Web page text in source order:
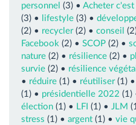
personnel (3) • Acheter
(3) •
lifestyle (3) •
(2) • recycler(2) • conseil
Facebook (2) • SCOP (2) •
nature (2) • résilience (2) •
survie (2) • résilience
• réduire (1) • réutiliser(1) •
(1) • présidentielle 2022 (1)
élection (1) • LFI (1) • JLM
stress (1) • argent (1) • vie